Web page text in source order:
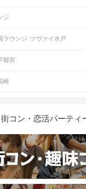
数：12対12）
※募集締め切り以降の
っては男女差が変動
ます。
ジ
ラウンジ ツヴァイ水戸
都宮
崎
街コン・恋活パーティ